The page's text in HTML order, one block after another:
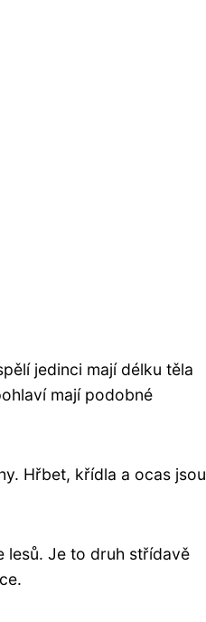
jedinci mají délku těla
mají podobné
Hřbet, křídla a ocas jsou
lesů. Je to druh střídavě